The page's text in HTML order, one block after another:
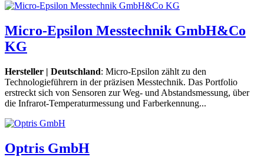
Micro-Epsilon Messtechnik GmbH&Co
KG
Hersteller | Deutschland: Micro-Epsilon zählt zu den
Technologieführern in der präzisen Messtechnik. Das Portfolio
erstreckt sich von Sensoren zur Weg- und Abstandsmessung, über
die Infrarot-Temperaturmessung und Farberkennung...
Optris GmbH